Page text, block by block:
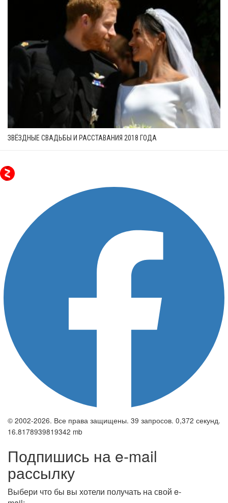
ЗВЁЗДНЫЕ СВАДЬБЫ И РАССТАВАНИЯ 2018 ГОДА
© 2002-2026. Все права защищены. 39 запросов. 0,372 секунд.
16.8178939819342 mb
Подпишись на e-mail
рассылку
Выбери что бы вы хотели получать на свой e-